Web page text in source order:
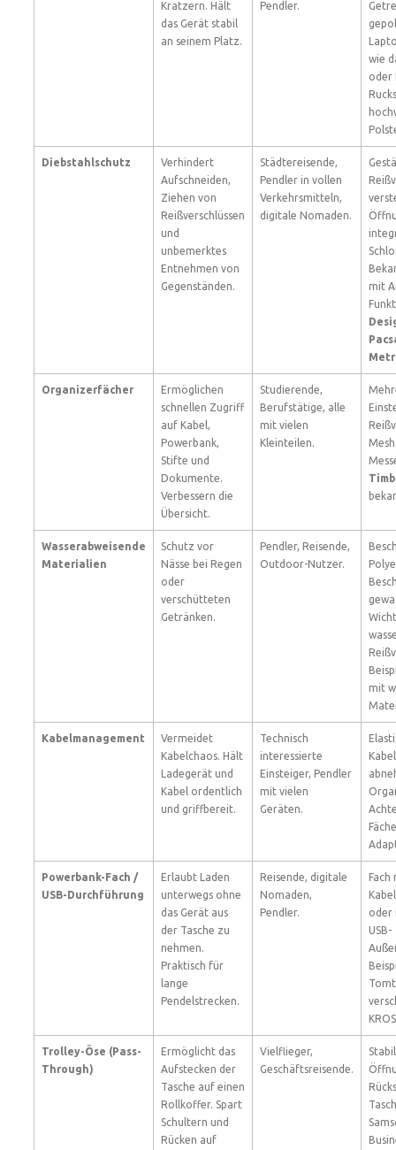
Kratzern. Hält
das Gerät stabil
an seinem Platz.
Pendler.
wie
oder
Diebstahlschutz
Verhindert
Aufschneiden,
Ziehen von
Reißverschlüssen
und
unbemerktes
Entnehmen von
Gegenständen.
Städtereisende,
Pendler in vollen
Verkehrsmitteln,
digitale Nomaden.
mit
Organizerfächer
Ermöglichen
schnellen Zugriff
auf Kabel,
Powerbank,
Stifte und
Dokumente.
Verbessern die
Übersicht.
Studierende,
Berufstätige, alle
mit vielen
Kleinteilen.
Wasserabweisende
Materialien
Schutz vor
Nässe bei Regen
oder
verschütteten
Getränken.
Pendler, Reisende,
Outdoor-Nutzer.
mit
Kabelmanagement
Vermeidet
Kabelchaos. Hält
Ladegerät und
Kabel ordentlich
und griffbereit.
Technisch
interessierte
Einsteiger, Pendler
mit vielen
Geräten.
Powerbank-Fach /
USB-Durchführung
Erlaubt Laden
unterwegs ohne
das Gerät aus
der Tasche zu
nehmen.
Praktisch für
lange
Pendelstrecken.
Reisende, digitale
Nomaden,
Pendler.
Fach
oder
USB-
Trolley-Öse (Pass-
Through)
Ermöglicht das
Aufstecken der
Tasche auf einen
Rollkoffer. Spart
Schultern und
Rücken auf
Vielflieger,
Geschäftsreisende.